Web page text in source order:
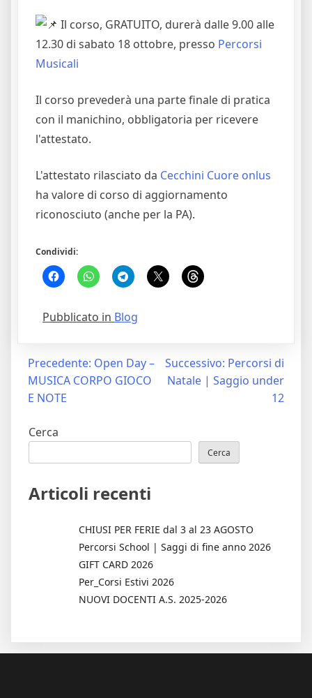
Il corso, GRATUITO, durerà dalle 9.00 alle
12.30 di sabato 18 ottobre, presso Percorsi
Musicali
Il corso prevederà una parte finale di pratica
con il manichino, obbligatoria per ricevere
l'attestato.
L'attestato rilasciato da Cecchini Cuore onlus
ha valore di corso di aggiornamento
riconosciuto (anche per la PA).
Condividi:
Pubblicato in Blog
Navigazione
articoli
Precedente: Open Day –
MUSICA CORPO GIOCO
E NOTE
Successivo: Percorsi di
Natale | Saggio under
12
Cerca
Cerca
Articoli recenti
CHIUSI PER FERIE dal 3 al 23 AGOSTO
Percorsi School | Saggi di fine anno 2026
GIFT CARD 2026
Per_Corsi Estivi 2026
NUOVI DOCENTI A.S. 2025-2026